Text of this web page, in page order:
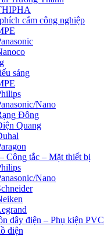
cắm công nghiệp
sáng
Nano
Đông
Quang
Công tắc – Mặt thiết bị
Nano
dây điện – Phụ kiện PVC
điện